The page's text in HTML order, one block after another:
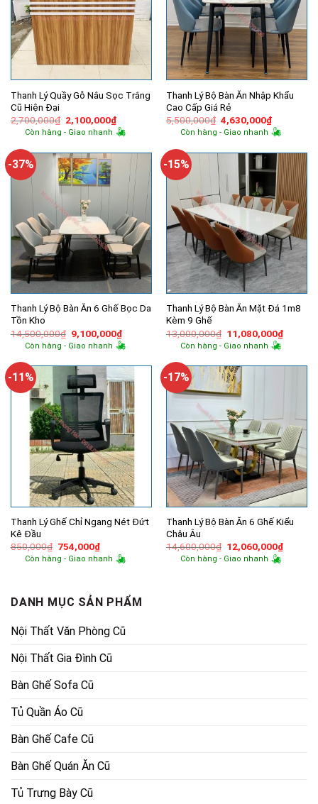
Thanh Lý Quầy Gỗ Nâu Sọc Trắng
Cũ Hiện Đại
2,700,000₫ Giá
gốc
là:
2,100,000₫Giá
hiện
tại
2,100,000₫.
Còn hàng - Giao nhanh
Thanh Lý Bộ Bàn Ăn Nhập Khẩu
Cao Cấp Giá Rẻ
5,500,000₫ Giá
gốc
là:
4,630,000₫Giá
hiện
tại
Còn hàng - Giao nhanh
-37%
Thanh Lý Bộ Bàn Ăn 6 Ghế Bọc Da
Tồn Kho
14,500,000₫ Giá
gốc
là:
9,100,000₫Giá
hiện
tại
9,100,000₫.
Còn hàng - Giao nhanh
-15%
Thanh Lý Bộ Bàn Ăn Mặt Đá 1m8
Kèm 9 Ghế
13,000,000₫ Giá
gốc
là:
11,080,000₫Giá
hiện
Còn hàng - Giao nhanh
-11%
Thanh Lý Ghế Chỉ Ngang Nét Đứt
Kê Đầu
850,000₫ Giá
gốc
là:
754,000₫Giá
hiện
tại
Còn hàng - Giao nhanh
-17%
Thanh Lý Bộ Bàn Ăn 6 Ghế Kiểu
Châu Âu
14,600,000₫ Giá
gốc
là:
12,060,000₫Giá
hiện
Còn hàng - Giao nhanh
DANH MỤC SẢN PHẨM
Nội Thất Văn Phòng Cũ
Nội Thất Gia Đình Cũ
Bàn Ghế Sofa Cũ
Tủ Quần Áo Cũ
Bàn Ghế Cafe Cũ
Bàn Ghế Quán Ăn Cũ
Tủ Trưng Bày Cũ